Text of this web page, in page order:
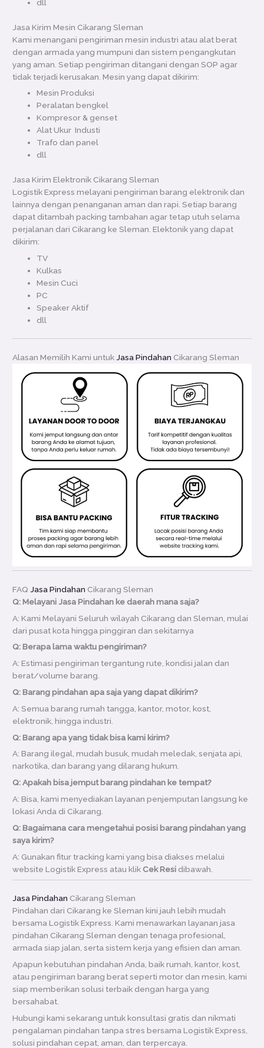
dll
Jasa Kirim Mesin Cikarang Sleman
Kami menangani pengiriman mesin industri atau alat berat
dengan armada yang mumpuni dan sistem pengangkutan
yang aman. Setiap pengiriman ditangani dengan SOP agar
tidak terjadi kerusakan. Mesin yang dapat dikirim:
Mesin Produksi
Peralatan bengkel
Kompresor & genset
Alat Ukur Industi
Trafo dan panel
dll
Jasa Kirim Elektronik Cikarang Sleman
Logistik Express melayani pengiriman barang elektronik dan
lainnya dengan penanganan aman dan rapi. Setiap barang
dapat ditambah packing tambahan agar tetap utuh selama
perjalanan dari Cikarang ke Sleman. Elektonik yang dapat
dikirim:
TV
Kulkas
Mesin Cuci
PC
Speaker Aktif
dll
Alasan Memilih Kami untuk Jasa Pindahan Cikarang Sleman
FAQ Jasa Pindahan Cikarang Sleman
Q: Melayani Jasa Pindahan ke daerah mana saja?
A: Kami Melayani Seluruh wilayah Cikarang dan Sleman, mulai
dari pusat kota hingga pinggiran dan sekitarnya
Q: Berapa lama waktu pengiriman?
A: Estimasi pengiriman tergantung rute, kondisi jalan dan
berat/volume barang.
Q: Barang pindahan apa saja yang dapat dikirim?
A: Semua barang rumah tangga, kantor, motor, kost,
elektronik, hingga industri.
Q: Barang apa yang tidak bisa kami kirim?
A: Barang ilegal, mudah busuk, mudah meledak, senjata api,
narkotika, dan barang yang dilarang hukum.
Q: Apakah bisa jemput barang pindahan ke tempat?
A: Bisa, kami menyediakan layanan penjemputan langsung ke
lokasi Anda di Cikarang.
Q: Bagaimana cara mengetahui posisi barang pindahan yang
saya kirim?
A: Gunakan fitur tracking kami yang bisa diakses melalui
website Logistik Express atau klik Cek Resi dibawah.
Jasa Pindahan Cikarang Sleman
Pindahan dari Cikarang ke Sleman kini jauh lebih mudah
bersama Logistik Express. Kami menawarkan layanan jasa
pindahan Cikarang Sleman dengan tenaga profesional,
armada siap jalan, serta sistem kerja yang efisien dan aman.
Apapun kebutuhan pindahan Anda, baik rumah, kantor, kost,
atau pengiriman barang berat seperti motor dan mesin, kami
siap memberikan solusi terbaik dengan harga yang
bersahabat.
Hubungi kami sekarang untuk konsultasi gratis dan nikmati
pengalaman pindahan tanpa stres bersama Logistik Express,
solusi pindahan cepat, aman, dan terpercaya.